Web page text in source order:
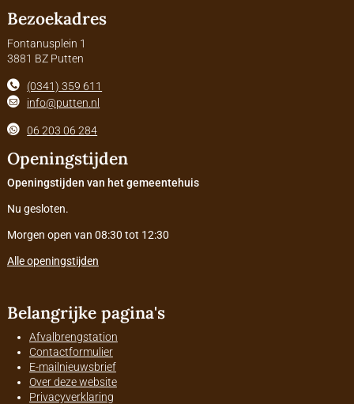
Bezoekadres
Fontanusplein 1
3881 BZ Putten
(0341) 359 611
info@putten.nl
06 203 06 284
Openingstijden
Openingstijden van het gemeentehuis
Nu gesloten.
Morgen open van 08:30 tot 12:30
Alle openingstijden
Belangrijke pagina's
Afvalbrengstation
Contactformulier
E-mailnieuwsbrief
Over deze website
Privacyverklaring